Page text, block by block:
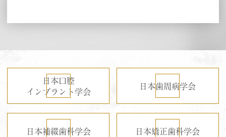
日本口腔
インプラント学会
日本歯周病学会
日本補綴歯科学会 日本矯正歯科学会